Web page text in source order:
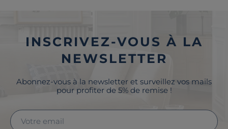
INSCRIVEZ-VOUS À LA
NEWSLETTER
Abonnez-vous à la newsletter et surveillez vos mails
pour profiter de 5% de remise !